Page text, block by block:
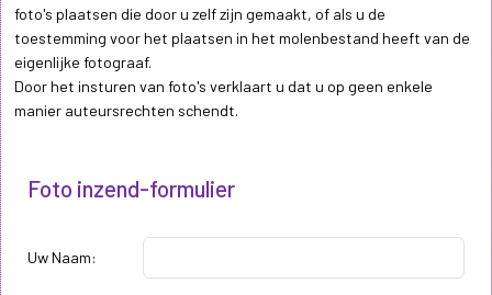
foto's plaatsen die door u zelf zijn gemaakt, of als u de
toestemming voor het plaatsen in het molenbestand heeft van de
eigenlijke fotograaf.
Door het insturen van foto's verklaart u dat u op geen enkele
manier auteursrechten schendt.
Foto inzend-formulier
Uw Naam: